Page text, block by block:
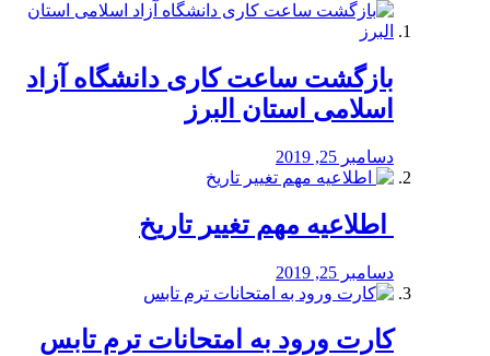
بازگشت ساعت کاری دانشگاه آزاد
اسلامی استان البرز
دسامبر 25, 2019
️ اطلاعیه مهم تغییر تاریخ
دسامبر 25, 2019
کارت ورود به امتحانات ترم تابس